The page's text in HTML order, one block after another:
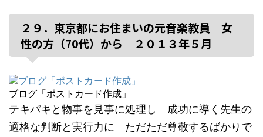
２９．東京都にお住まいの元音楽教員 女
性の方（70代）から ２０１３年５月
ブログ「ポストカード作成」
テキパキと物事を見事に処理し 成功に導く先生の
適格な判断と実行力に ただただ尊敬するばかりで